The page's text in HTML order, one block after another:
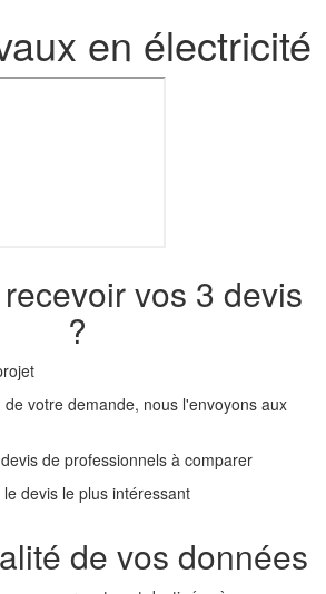
en électricité
vos 3 devis
?
de votre demande, nous l'envoyons aux
de professionnels à comparer
devis le plus intéressant
de vos données